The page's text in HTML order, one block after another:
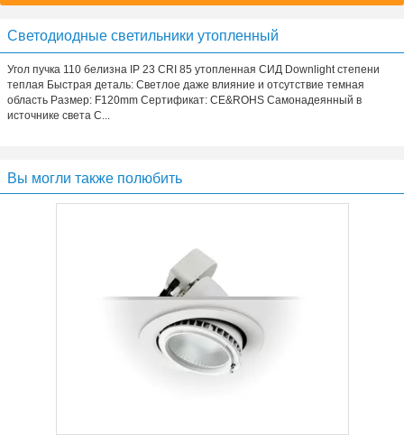
Светодиодные светильники утопленный
Угол пучка 110 белизна IP 23 CRI 85 утопленная СИД Downlight степени
теплая Быстрая деталь: Светлое даже влияние и отсутствие темная
область Размер: F120mm Сертификат: CE&ROHS Самонадеянный в
источнике света С...
Вы могли также полюбить